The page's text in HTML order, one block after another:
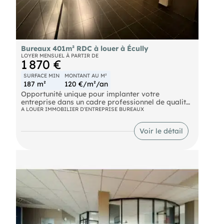
Bureaux 401m² RDC à louer à Écully
LOYER MENSUEL À PARTIR DE
1 870 €
SURFACE MIN
187 m²
MONTANT AU M²
120 €/m²/an
Opportunité unique pour implanter votre
entreprise dans un cadre professionnel de qualité !
401,01 m² environ, situés en rez-de-chaussée au
sein d'un immeuble tertiaire à Écully. Ces espaces,
en bon état, sont aménagés et cloisonnés, offrant
d'informations ou organiser une visite !
A LOUER IMMOBILIER D'ENTREPRISE BUREAUX
Voir le détail